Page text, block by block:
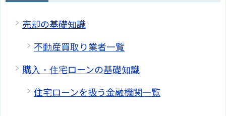
売却の基礎知識
不動産買取り業者一覧
購入・住宅ローンの基礎知識
住宅ローンを扱う金融機関一覧